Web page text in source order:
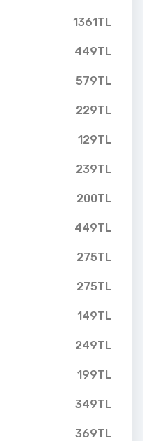
1361TL
449TL
579TL
229TL
129TL
239TL
200TL
449TL
275TL
275TL
149TL
249TL
199TL
349TL
369TL